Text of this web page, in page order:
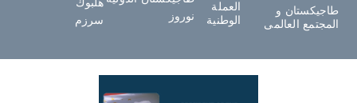
طاجيكستان و
المجتمع العالمى
العملة
الوطنية
نوروز
سرزم